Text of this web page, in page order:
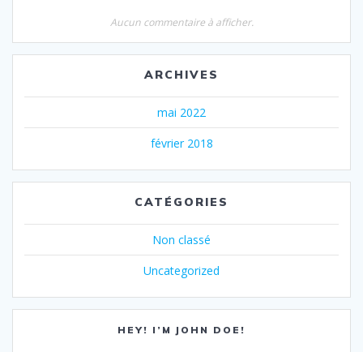
Aucun commentaire à afficher.
ARCHIVES
mai 2022
février 2018
CATÉGORIES
Non classé
Uncategorized
HEY! I’M JOHN DOE!